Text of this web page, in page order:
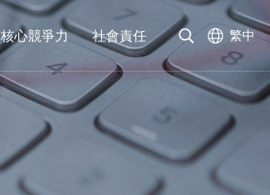
核心競爭力 社會責任 繁中